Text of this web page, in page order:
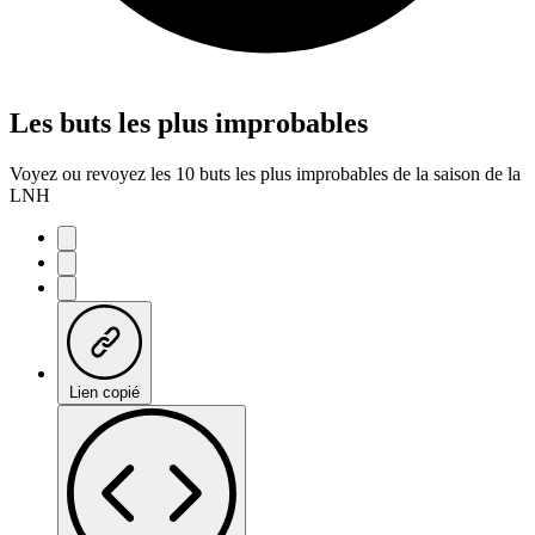
Les buts les plus improbables
Voyez ou revoyez les 10 buts les plus improbables de la saison de la
LNH
Lien copié